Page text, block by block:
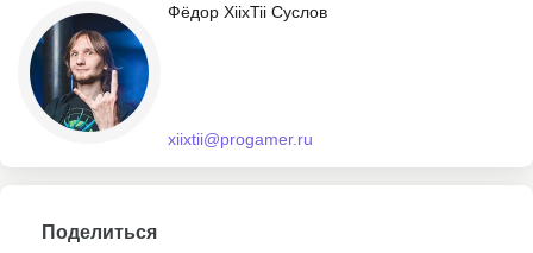
Фёдор XiixTii Суслов
xiixtii@progamer.ru
Поделиться